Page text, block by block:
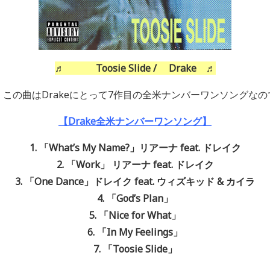
♬ Toosie Slide / Drake ♬
この曲はDrakeにとって7作目の全米ナンバーワンソングなの
【Drake全米ナンバーワンソング】
1. 「What’s My Name?」リアーナ feat. ドレイク
2. 「Work」 リアーナ feat. ドレイク
3. 「One Dance」ドレイク feat. ウィズキッド & カイラ
4. 「God’s Plan」
5. 「Nice for What」
6. 「In My Feelings」
7. 「Toosie Slide」